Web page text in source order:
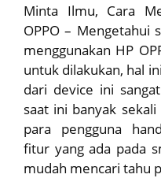
Minta Ilmu, Cara
OPPO – Mengetahui
menggunakan HP
untuk dilakukan, hal
dari device ini
saat ini banyak
para pengguna
fitur yang ada pada
mudah mencari tahu